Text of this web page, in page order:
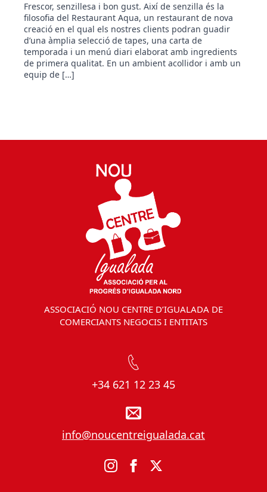
Frescor, senzillesa i bon gust. Així de senzilla és la
filosofia del Restaurant Aqua, un restaurant de nova
creació en el qual els nostres clients podran guadir
d’una àmplia selecció de tapes, una carta de
temporada i un menú diari elaborat amb ingredients
de primera qualitat. En un ambient acollidor i amb un
equip de […]
ASSOCIACIÓ NOU CENTRE D’IGUALADA DE
COMERCIANTS NEGOCIS I ENTITATS
+34 621 12 23 45
info@noucentreigualada.cat